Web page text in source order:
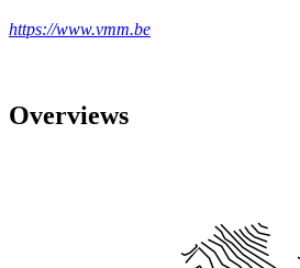
https://www.vmm.be
Overviews